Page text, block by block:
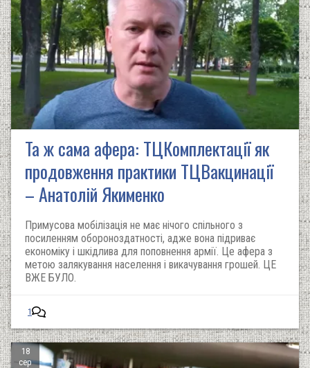
Та ж сама афера: ТЦКомплектації як
продовження практики ТЦВакцинації
– Анатолій Якименко
Примусова мобілізація не має нічого спільного з
посиленням обороноздатності, адже вона підриває
економіку і шкідлива для поповнення армії. Це афера з
метою залякування населення і викачування грошей. ЦЕ
ВЖЕ БУЛО.
1
18
сер